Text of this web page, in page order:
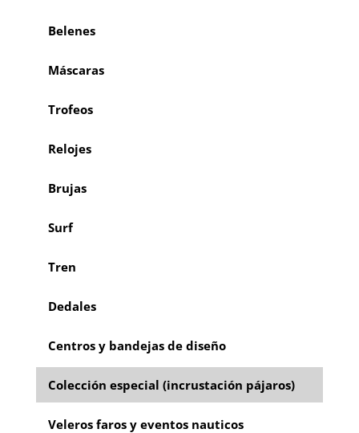
Belenes
Máscaras
Trofeos
Relojes
Brujas
Surf
Tren
Dedales
Centros y bandejas de diseño
Colección especial (incrustación pájaros)
Veleros faros y eventos nauticos